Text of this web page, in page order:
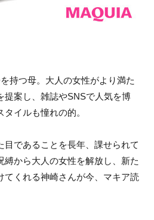
持つ母。大人の女性がより満た
提案し、雑誌やSNSで人気を博
イルも憧れの的。
目であることを長年、課せられて
縛から大人の女性を解放し、新た
てくれる神崎さんが今、マキア読